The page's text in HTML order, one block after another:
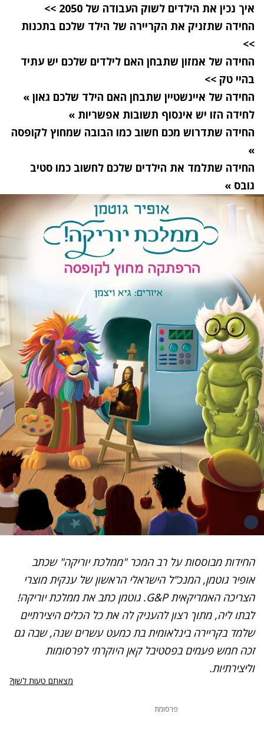
איך נכין את הילדים לשוק העבודה של 2050 >>
החידה שתזניק את הקריירה של הילד שלכם בתכנות
>>
החידה של אמזון שתבחן האם לילדים שלכם יש עתיד
בהיי טק >>
החידה של איינשטיין שתבחן האם הילד שלכם גאון »
לחידה הזו יש אינסוף תשובות אפשריות »
החידה שתדרוש מכם חשוב כמו הבובה שמחוץ לקופסה
»
החידה שתלמד את הילדים שלכם לחשוב כמו סטיב
גובס »
החידות מבוססות על רב המכר "ממלכת יוריקה" שכתב
אופיר גוטמן, המנכ”ל הישראלי הראשון של ענקית מוצרי
הצריכה האמריקאית G&P. גוטמן כתב את ממלכת יוריקה!
לבתו ליה, מתוך רצון להעניק לה את כל הכלים היצירתיים
שלמד בקריירה בינלאומית בת כמעט עשרים שנה, שבה גם
זכה חמש פעמים בפסטיבל קאן היוקרתי לפרסומות
וליצירתיות.
מצאתם טעות לשון?
פרסומת